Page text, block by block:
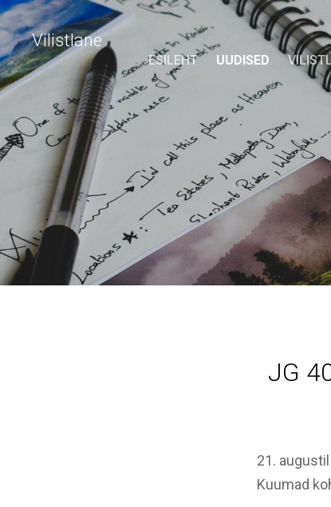
Vilistlane
ESILEHT UUDISED
JG
21.
Kuumad